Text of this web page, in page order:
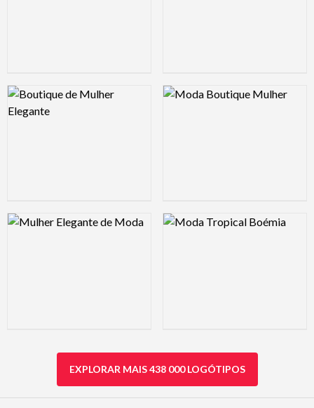
Logo Preview Image Logo Preview Image
Logo Preview Image Logo Preview Image
EXPLORAR MAIS 438 000 LOGÓTIPOS